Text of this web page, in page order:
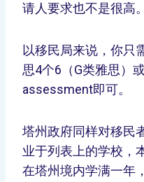
请人要求也不是很高。
以移民局来说，你只
思4个6（G类雅思）
assessment即可。
塔州政府同样对移民
业于列表上的学校，
在塔州境内学满一年